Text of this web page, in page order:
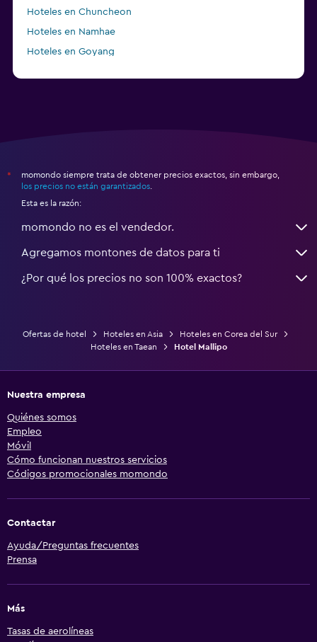
Hoteles en Chuncheon
Hoteles en Namhae
Hoteles en Goyang
*
momondo siempre trata de obtener precios exactos, sin embargo,
los precios no están garantizados
Esta es la razón:
momondo no es el vendedor.
Agregamos montones de datos para ti
¿Por qué los precios no son 100% exactos?
Ofertas de hotel Hoteles en Asia
Hoteles en Corea del Sur
Hoteles en Taean
Hotel Mallipo
Nuestra empresa
Quiénes somos
Empleo
Móvil
Cómo funcionan nuestros servicios
Códigos promocionales momondo
Contactar
Ayuda/Preguntas frecuentes
Prensa
Más
Tasas de aerolíneas